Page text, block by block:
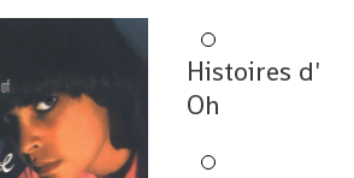
Histoires d'
Oh